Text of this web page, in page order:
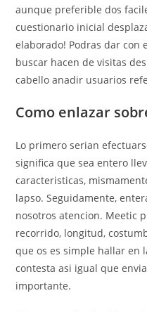
aunque preferible dos
cuestionario inicial
elaborado! Podras dar con
buscar hacen de visitas
cabello anadir usuarios
Como enlazar
Lo primero seri­an
significa que sea entero
caracteristicas,
lapso. Seguidamente,
nosotros atencion. Meetic
recorrido, longitud,
que os es simple hallar en
contesta asi­ igual que
importante.